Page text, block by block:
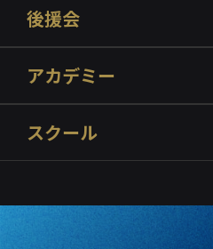
後援会
アカデミー
スクール